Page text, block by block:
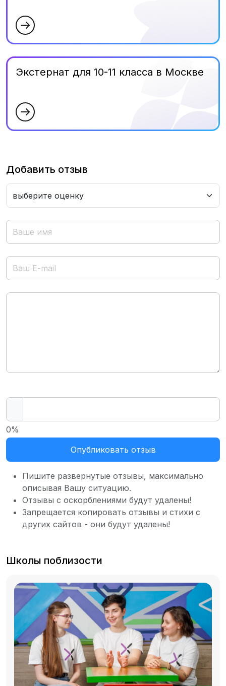
Экстернат для 10-11 класса в Москве
Добавить отзыв
Опубликовать отзыв
0%
Пишите развернутые отзывы, максимально
описывая Вашу ситуацию.
Отзывы с оскорблениями будут удалены!
Запрещается копировать отзывы и стихи с
других сайтов - они будут удалены!
Школы поблизости